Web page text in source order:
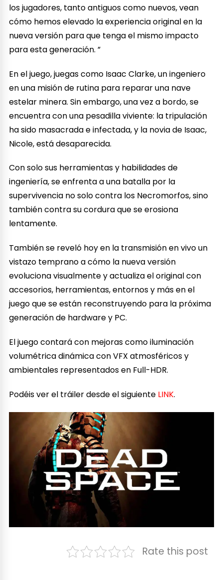
los jugadores, tanto antiguos como nuevos, vean
cómo hemos elevado la experiencia original en la
nueva versión para que tenga el mismo impacto
para esta generación. ”
En el juego, juegas como Isaac Clarke, un ingeniero
en una misión de rutina para reparar una nave
estelar minera. Sin embargo, una vez a bordo, se
encuentra con una pesadilla viviente: la tripulación
ha sido masacrada e infectada, y la novia de Isaac,
Nicole, está desaparecida.
Con solo sus herramientas y habilidades de
ingeniería, se enfrenta a una batalla por la
supervivencia no solo contra los Necromorfos, sino
también contra su cordura que se erosiona
lentamente.
También se reveló hoy en la transmisión en vivo un
vistazo temprano a cómo la nueva versión
evoluciona visualmente y actualiza el original con
accesorios, herramientas, entornos y más en el
juego que se están reconstruyendo para la próxima
generación de hardware y PC.
El juego contará con mejoras como iluminación
volumétrica dinámica con VFX atmosféricos y
ambientales representados en Full-HDR.
Podéis ver el tráiler desde el siguiente LINK.
Rate this post